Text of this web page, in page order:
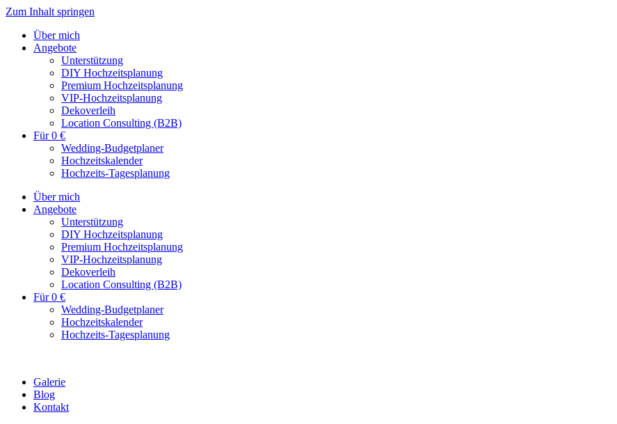
Zum Inhalt springen
Über mich
Angebote
Unterstützung
DIY Hochzeitsplanung
Premium Hochzeitsplanung
VIP-Hochzeitsplanung
Dekoverleih
Location Consulting (B2B)
Für 0 €
Wedding-Budgetplaner
Hochzeitskalender
Hochzeits-Tagesplanung
Über mich
Angebote
Unterstützung
DIY Hochzeitsplanung
Premium Hochzeitsplanung
VIP-Hochzeitsplanung
Dekoverleih
Location Consulting (B2B)
Für 0 €
Wedding-Budgetplaner
Hochzeitskalender
Hochzeits-Tagesplanung
Galerie
Blog
Kontakt